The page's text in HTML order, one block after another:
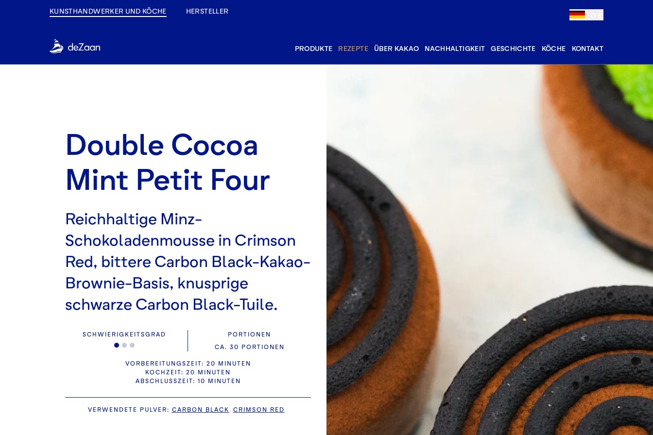
KUNSTHANDWERKER UND KÖCHE HERSTELLER
PRODUKTE REZEPTE ÜBER KAKAO NACHHALTIGKEIT GESCHICHTE KÖCHE KONTAKT
Double Cocoa
Mint Petit Four
Reichhaltige Minz-
Schokoladenmousse in Crimson
Red, bittere Carbon Black-Kakao-
Brownie-Basis, knusprige
schwarze Carbon Black-Tuile.
SCHWIERIGKEITSGRAD
PORTIONEN
CA. 30 PORTIONEN
VORBEREITUNGSZEIT: 20 MINUTEN
KOCHZEIT: 20 MINUTEN
ABSCHLUSSZEIT: 10 MINUTEN
VERWENDETE PULVER: CARBON BLACK CRIMSON RED